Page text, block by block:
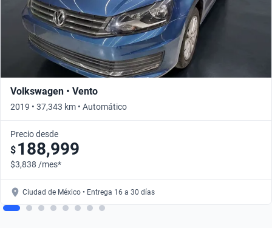
Volkswagen • Vento
2019 • 37,343 km • Automático
Precio desde
$ 188,999
$3,838 /mes*
Ciudad de México • Entrega 16 a 30 días